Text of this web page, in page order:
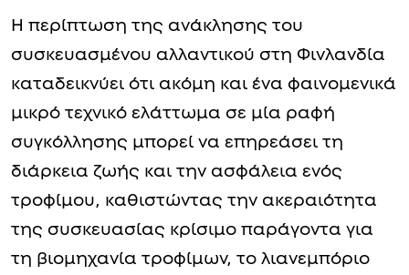
Η περίπτωση της ανάκλησης του
συσκευασμένου αλλαντικού στη Φινλανδία
καταδεικνύει ότι ακόμη και ένα φαινομενικά
μικρό τεχνικό ελάττωμα σε μία ραφή
συγκόλλησης μπορεί να επηρεάσει τη
διάρκεια ζωής και την ασφάλεια ενός
τροφίμου, καθιστώντας την ακεραιότητα
της συσκευασίας κρίσιμο παράγοντα για
τη βιομηχανία τροφίμων, το λιανεμπόριο